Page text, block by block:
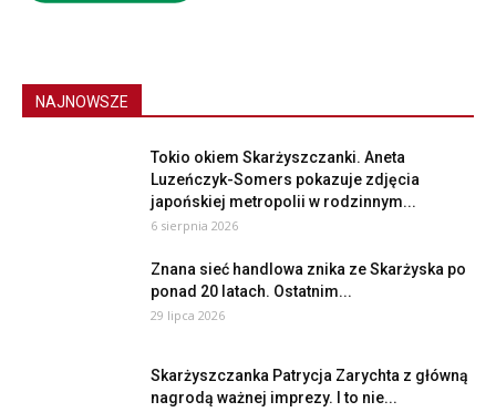
NAJNOWSZE
Tokio okiem Skarżyszczanki. Aneta
Luzeńczyk-Somers pokazuje zdjęcia
japońskiej metropolii w rodzinnym...
6 sierpnia 2026
Znana sieć handlowa znika ze Skarżyska po
ponad 20 latach. Ostatnim...
29 lipca 2026
Skarżyszczanka Patrycja Zarychta z główną
nagrodą ważnej imprezy. I to nie...